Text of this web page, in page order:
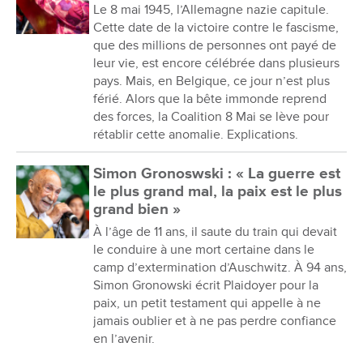
Le 8 mai 1945, l’Allemagne nazie capitule.
Cette date de la victoire contre le fascisme,
que des millions de personnes ont payé de
leur vie, est encore célébrée dans plusieurs
pays. Mais, en Belgique, ce jour n’est plus
férié. Alors que la bête immonde reprend
des forces, la Coalition 8 Mai se lève pour
rétablir cette anomalie. Explications.
Simon Gronoswski : « La guerre est
le plus grand mal, la paix est le plus
grand bien »
À l’âge de 11 ans, il saute du train qui devait
le conduire à une mort certaine dans le
camp d’extermination d’Auschwitz. À 94 ans,
Simon Gronowski écrit Plaidoyer pour la
paix, un petit testament qui appelle à ne
jamais oublier et à ne pas perdre confiance
en l’avenir.